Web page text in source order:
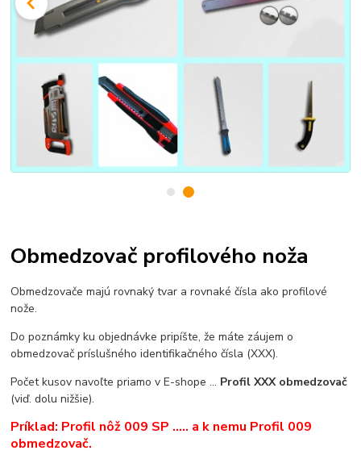
Obmedzovač profilového noža
Obmedzovače majú rovnaký tvar a rovnaké čísla ako profilové
nože.
Do poznámky ku objednávke pripíšte, že máte záujem o
obmedzovač príslušného identifikačného čísla (XXX).
Počet kusov navoľte priamo v E-shope ... Profil XXX obmedzovač
(viď. dolu nižšie).
Príklad: Profil nôž 009 SP ..... a k nemu Profil 009
obmedzovač.